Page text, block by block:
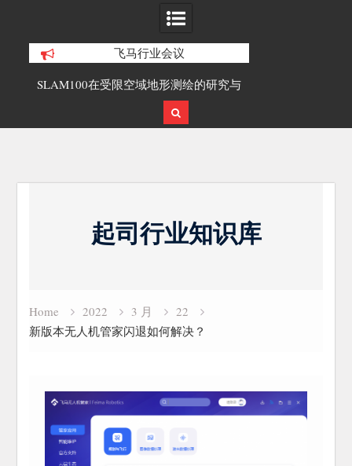
飞马行业会议
在受限空域地形测绘的研究与
覆盖1000公里带状密林高
起司行业知识库
Home 2022 3 月
22
新版本无人机管家闪退如何解决？